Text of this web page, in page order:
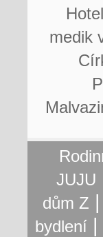
medik
JUJU
dům Z |
bydlení |